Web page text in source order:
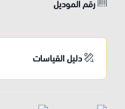
رقم الموديل
دليل القياسات